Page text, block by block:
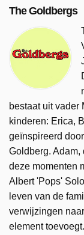
The Goldbergs
bestaat uit vader
kinderen: Erica,
geïnspireerd
Goldberg. Adam,
deze momenten
Albert 'Pops'
leven van de
verwijzingen
element